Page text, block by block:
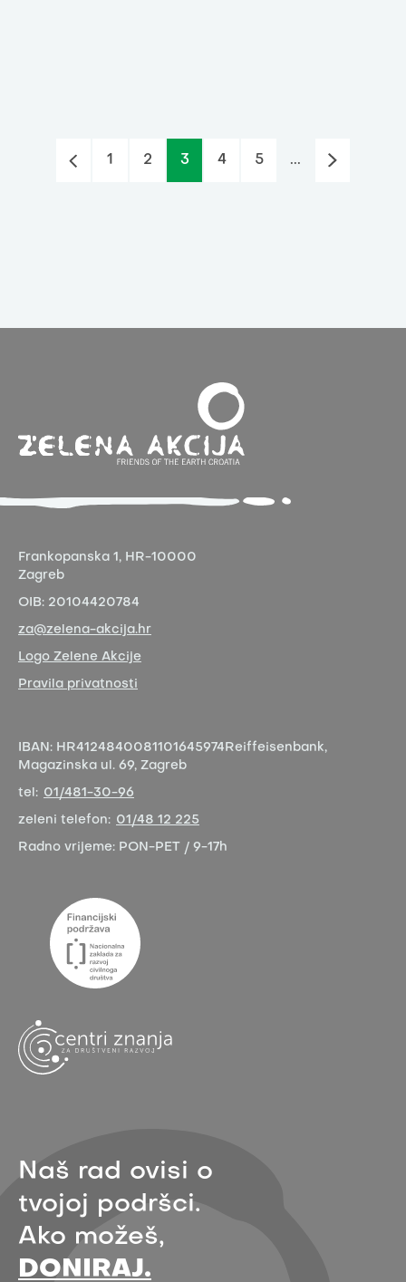
1 2 3 4 5 ...
Frankopanska 1, HR-10000
Zagreb
OIB: 20104420784
za@zelena-akcija.hr
Logo Zelene Akcije
Pravila privatnosti
IBAN: HR4124840081101645974 Reiffeisenbank,
Magazinska ul. 69, Zagreb
tel: 01/481-30-96
zeleni telefon: 01/48 12 225
Radno vrijeme: PON-PET / 9-17h
Naš rad ovisi o
tvojoj podršci.
Ako možeš,
DONIRAJ.